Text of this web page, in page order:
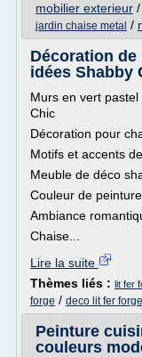
mobilier exterieur /
jardin chaise metal /
Décoration
idées Shabby
Murs en vert
Chic
Décoration pour
Motifs et accents
Meuble de déco
Couleur de
Ambiance
Chaise...
Lire la suite
Thèmes liés : lit fer
forge / deco lit fer forge
Peinture
couleurs